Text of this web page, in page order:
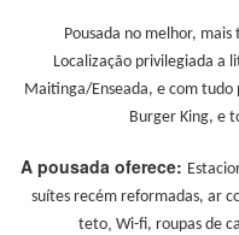
Pousada no melhor,
Localização privilegiada a
Maitinga/Enseada, e com
Burger King, e
A pousada oferece:
suítes recém reformadas, ar
teto, Wi-fi, roupas de